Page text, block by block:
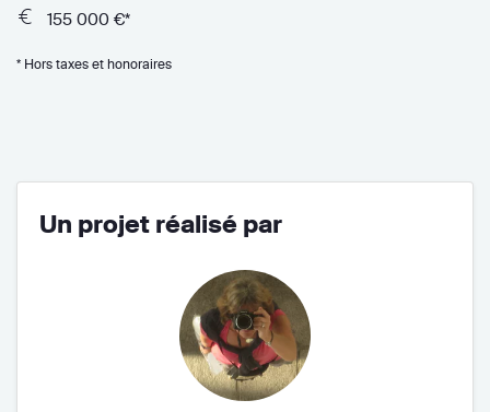
155 000 €*
* Hors taxes et honoraires
Un projet réalisé par